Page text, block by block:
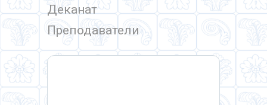
Деканат
Преподаватели